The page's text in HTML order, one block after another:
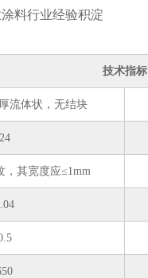
料行业经验积淀
技术指标
流体状，无结块
，其宽度应≤1mm